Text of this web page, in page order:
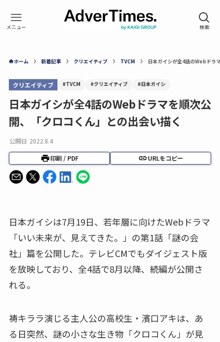
ホーム 新着記事 クリエイティブ TVCM 日本ガイシが全4話のWebドラ
クリエイティブ #TVCM #クリエイティブ #日本ガイシ
日本ガイシが全4話のWebドラマを順次公
開、「クロコくん」との出会い描く
公開日 2022.8.4
印刷 / PDF URLをコピー
日本ガイシは7月19日、若年層に向けたWebドラマ
「いい未来が、見えてきた。」の第1話「謎の会
社」篇を公開した。テレビCMでもダイジェスト版
を放映しており、全4話で8月以降、続編が公開さ
れる。
祷キララ演じる主人公の高校生・濱口アキは、あ
る日突然、謎の小さな生き物「クロコくん」が見